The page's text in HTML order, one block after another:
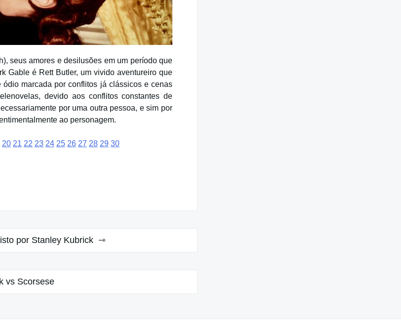
seus amores e desilusões em um período que
Gable é Rett Butler, um vivido aventureiro que
marcada por conflitos já clássicos e cenas
devido aos conflitos constantes de
por uma outra pessoa, e sim por
ao personagem.
20 21 22 23 24 25 26 27 28 29 30
por Stanley Kubrick
vs Scorsese